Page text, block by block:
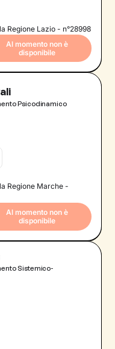
Regione Lazio - n°28998
Al momento non è
disponibile
Psicodinamico
Regione Marche -
Al momento non è
disponibile
Sistemico-